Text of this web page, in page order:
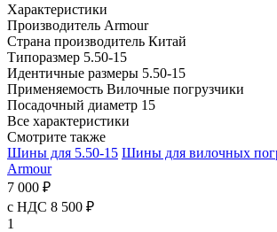
Характеристики
Производитель Armour
Страна производитель Китай
Типоразмер 5.50-15
Идентичные размеры 5.50-15
Применяемость Вилочные погрузчики
Посадочный диаметр 15
Все характеристики
Смотрите также
Шины для 5.50-15 Шины для вилочных
Armour
7 000 ₽
с НДС 8 500 ₽
1